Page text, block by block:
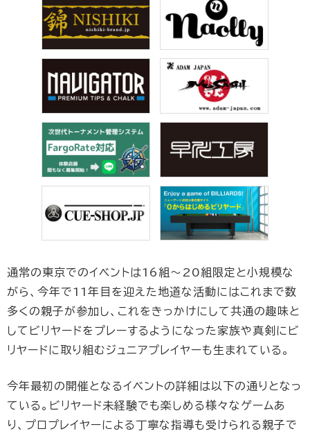
通常の東京でのイベントは16組〜20組限定と小規模な
がら、今年で11年目を迎えた地道な活動にはこれまで数
多くの親子が参加し、これをきっかけにして共通の趣味と
してビリヤードをプレーするようになった家族や真剣にビ
リヤードに取り組むジュニアプレイヤーも生まれている。
今年最初の開催となるイベントの詳細は以下の通りとなっ
ている。ビリヤード未経験でも楽しめる様々なゲームあ
り、プロプレイヤーによる丁寧な指導も受けられる親子で